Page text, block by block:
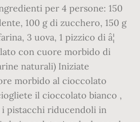
per 4 persone: 150
100 g di zucchero, 150 g
3 uova, 1 pizzico di â¦
con cuore morbido di
naturali) Iniziate
morbido al cioccolato
il cioccolato bianco ,
pistacchi riducendoli in